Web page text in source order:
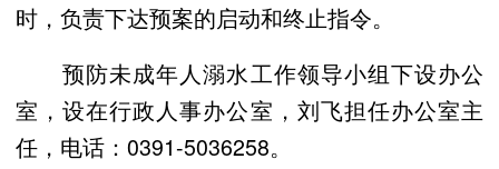
时，负责下达预案的启动和终止指令。
预防未成年人溺水工作领导小组下设办公
室，设在行政人事办公室，刘飞担任办公室主
任，电话：0391-5036258。